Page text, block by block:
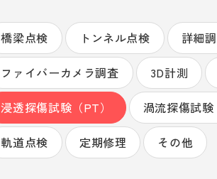
橋梁点検 トンネル点検 詳細
ファイバーカメラ調査 3D計測
浸透探傷試験（PT） 渦流探傷試験
軌道点検 定期修理 その他